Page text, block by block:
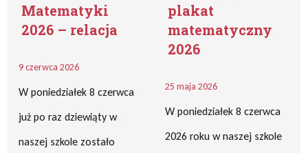
Matematyki
2026 – relacja
9 czerwca 2026
W poniedziałek 8 czerwca
już po raz dziewiąty w
naszej szkole zostało
plakat
matematyczny
2026
25 maja 2026
W poniedziałek 8 czerwca
2026 roku w naszej szkole